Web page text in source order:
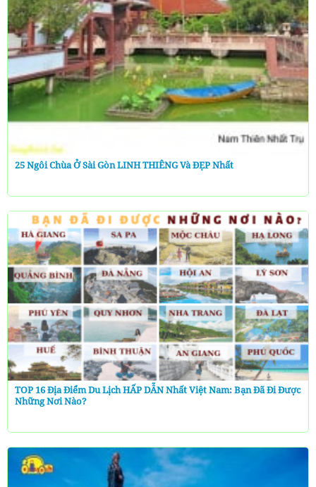
25 Ngôi Chùa Ở Sài Gòn LINH THIÊNG Và ĐẸP Nhất
TOP 16 Địa Điểm Du Lịch HẤP DẪN Nhất Việt Nam: Bạn Đã Đi Được
Những Nơi Nào?